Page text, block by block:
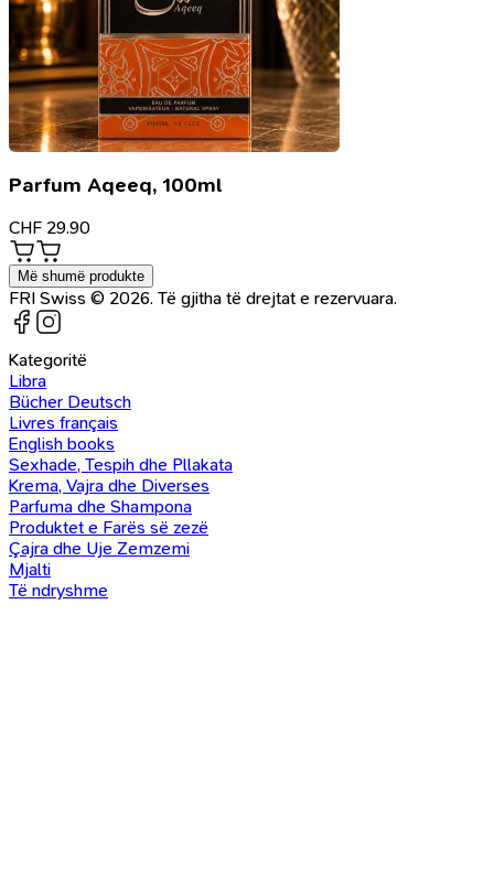
Parfum Aqeeq, 100ml
CHF 29.90
Më shumë produkte
FRI Swiss © 2026. Të gjitha të drejtat e rezervuara.
Kategoritë
Libra
Bücher Deutsch
Livres français
English books
Sexhade, Tespih dhe Pllakata
Krema, Vajra dhe Diverses
Parfuma dhe Shampona
Produktet e Farës së zezë
Çajra dhe Uje Zemzemi
Mjalti
Të ndryshme